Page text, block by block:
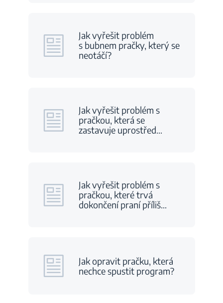
Jak vyřešit problém
s bubnem pračky, který se
neotáčí?
Jak vyřešit problém s
pračkou, která se
zastavuje uprostřed…
Jak vyřešit problém s
pračkou, které trvá
dokončení praní příliš…
Jak opravit pračku, která
nechce spustit program?